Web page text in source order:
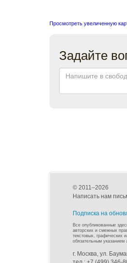
Просмотреть увеличенную
Задайте
© 2011–2026
Написать нам
Подписка на
Все опубликованные
авторских и смежных
текстовых, графических
обязательным указанием
г. Москва, ул.